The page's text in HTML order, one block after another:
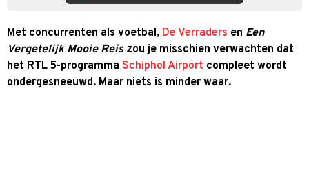
Met concurrenten als voetbal, De Verraders en Een
Vergetelijk Mooie Reiszou je misschien verwachten dat
het RTL 5-programma Schiphol Airport compleet wordt
ondergesneeuwd. Maar niets is minder waar.